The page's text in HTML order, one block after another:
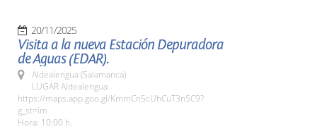
20/11/2025
Visita a la nueva Estación Depuradora
de Aguas (EDAR).
Aldealengua (Salamanca)
LUGAR Aldealengua
https://maps.app.goo.gl/KmmCn5cUhCuT3nSC9?
g_st=im
Hora: 10:00 h.